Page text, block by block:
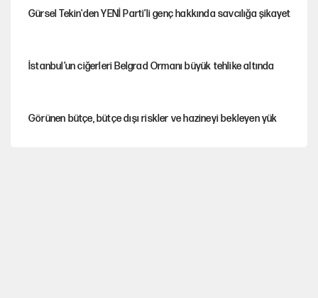
Gürsel Tekin'den YENİ Parti’li genç hakkında savcılığa şikayet
İstanbul’un ciğerleri Belgrad Ormanı büyük tehlike altında
Görünen bütçe, bütçe dışı riskler ve hazineyi bekleyen yük